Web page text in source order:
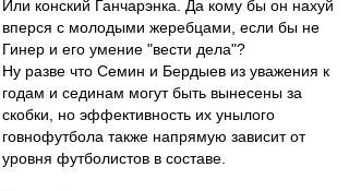
Или конский Ганчарэнка. Да кому бы он нахуй
вперся с молодыми жеребцами, если бы не
Гинер и его умение "вести дела"?
Ну разве что Семин и Бердыев из уважения к
годам и сединам могут быть вынесены за
скобки, но эффективность их унылого
говнофутбола также напрямую зависит от
уровня футболистов в составе.